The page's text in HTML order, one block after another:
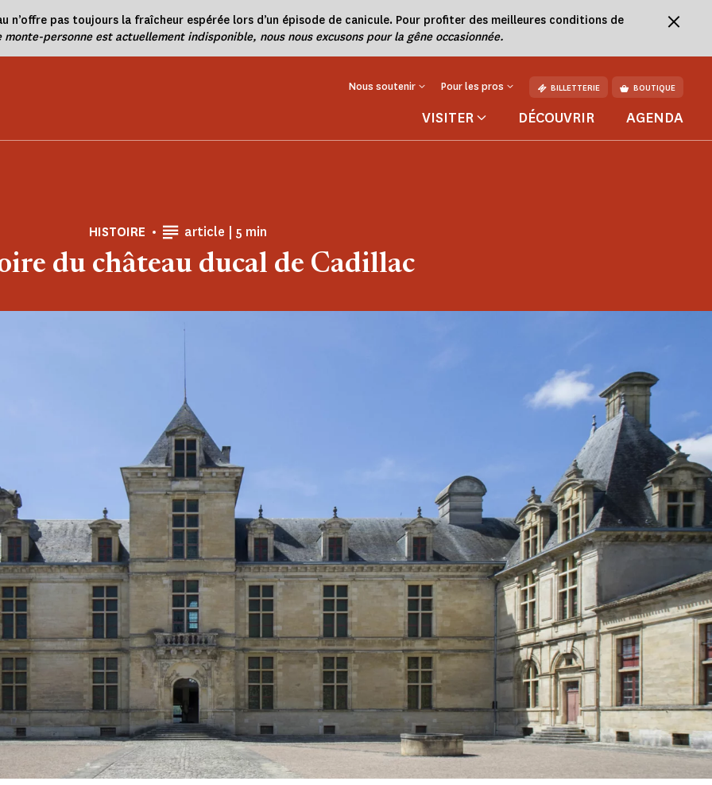
n’offre pas toujours la fraîcheur espérée lors d’un épisode de canicule. Pour profiter des meilleures conditions de
monte-personne est actuellement indisponible, nous nous excusons pour la gêne occasionnée.
Nous soutenir Pour les pros BILLETTERIE BOUTIQUE
VISITER DÉCOUVRIR AGENDA
HISTOIRE article | Temps de Lecture
5 min
du château ducal de Cadillac